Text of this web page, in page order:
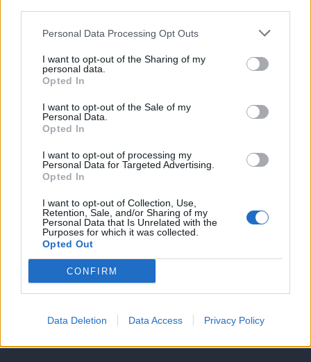
Personal Data Processing Opt Outs
I want to opt-out of the Sharing of my
personal data.
Opted In
I want to opt-out of the Sale of my
Personal Data.
Opted In
I want to opt-out of processing my
Personal Data for Targeted Advertising.
Opted In
I want to opt-out of Collection, Use,
Retention, Sale, and/or Sharing of my
Personal Data that Is Unrelated with the
Purposes for which it was collected.
Opted Out
CONFIRM
Data Deletion Data Access Privacy Policy
ανθρώπων μας και επενδύουμε σε αυτούς.
αποτελέσματα και φροντίζουμε να παρέχουμε ένα ασφαλές
περιβάλλον εργασίας.